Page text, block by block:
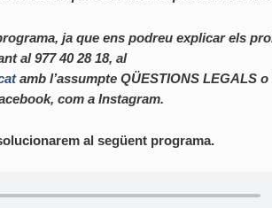
ja que ens podreu explicar els
al 977 40 28 18, al
amb l’assumpte QÜESTIONS LEGALS
com a Instagram.
al següent programa.